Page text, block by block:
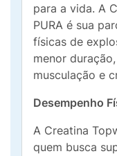
para a vida. A
PURA é sua
físicas de
menor
musculação e
Desempenho
A Creatina
quem busca